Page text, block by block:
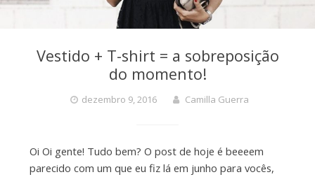
Vestido + T-shirt = a sobreposição
do momento!
dezembro 9, 2016 Camilla Guerra
Oi Oi gente! Tudo bem? O post de hoje é beeeem
parecido com um que eu fiz lá em junho para vocês,